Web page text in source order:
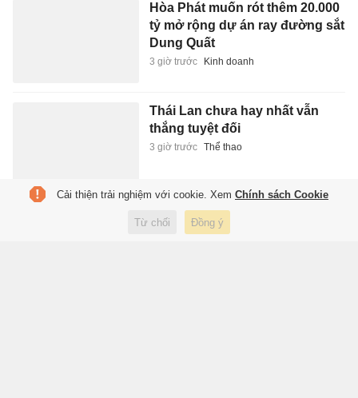
Hòa Phát muốn rót thêm 20.000
tỷ mở rộng dự án ray đường sắt
Dung Quất
3 giờ trước Kinh doanh
Thái Lan chưa hay nhất vẫn
thắng tuyệt đối
3 giờ trước Thể thao
'Làn sóng' gom cổ phiếu của
lãnh đạo doanh nghiệp chưa
Cải thiện trải nghiệm với cookie. Xem Chính sách Cookie
Từ chối Đồng ý